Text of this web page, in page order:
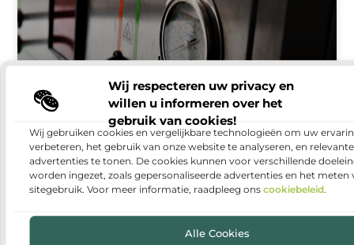
Wij respecteren uw privacy en
willen u informeren over het
gebruik van cookies!
Wij gebruiken cookies en vergelijkbare technologieën om uw
verbeteren, het gebruik van onze website te analyseren, en relevante
advertenties te tonen. De cookies kunnen voor verschillende
worden ingezet, zoals gepersonaliseerde advertenties en het meten
sitegebruik. Voor meer informatie, raadpleeg ons cookiebeleid.
Alle Cookies
Warmtepomp installeren: duurzaam en
comfortabel wonen
Steeds meer huishoudens denken na over manieren
om hun woning energiezuiniger te maken. Een van